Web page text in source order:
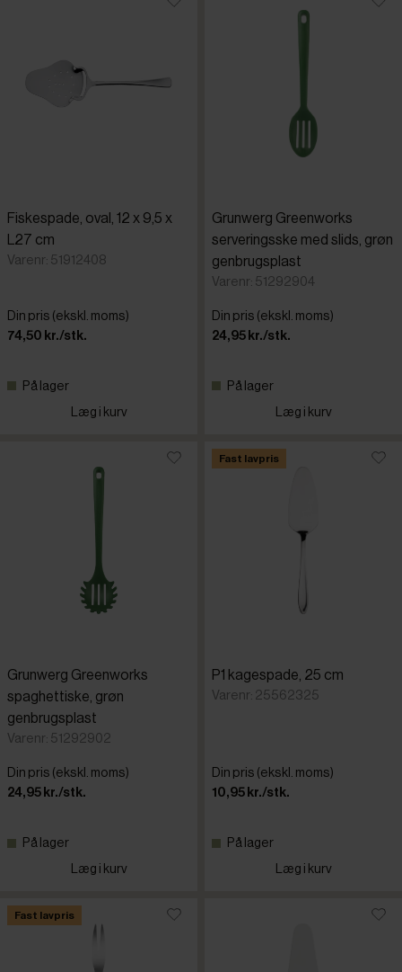
Fiskespade, oval, 12 x 9,5 x
L27 cm
Varenr: 51912408
Din pris (ekskl. moms)
74,50 kr./stk.
På lager
Læg i kurv
Grunwerg Greenworks
serveringsske med slids, grøn
genbrugsplast
Varenr: 51292904
Din pris (ekskl. moms)
24,95 kr./stk.
På lager
Læg i kurv
Grunwerg Greenworks
spaghettiske, grøn
genbrugsplast
Varenr: 51292902
Din pris (ekskl. moms)
24,95 kr./stk.
På lager
Læg i kurv
Fast lavpris
P1 kagespade, 25 cm
Varenr: 25562325
Din pris (ekskl. moms)
10,95 kr./stk.
På lager
Læg i kurv
Fast lavpris